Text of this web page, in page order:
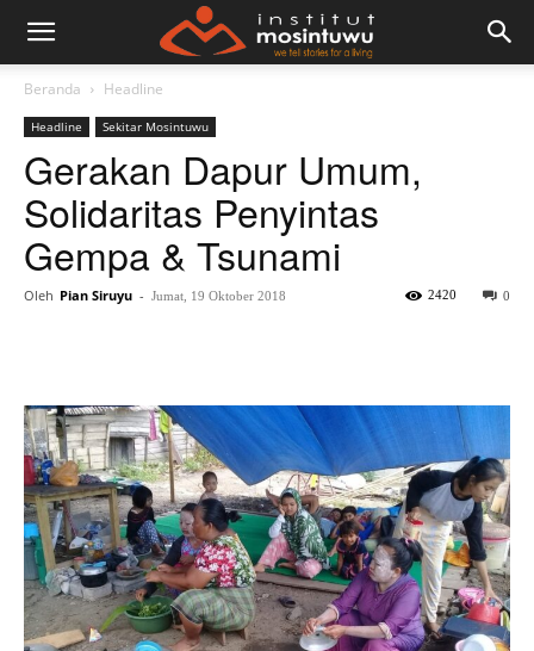
Beranda Headline
Headline Sekitar Mosintuwu
Gerakan Dapur Umum,
Solidaritas Penyintas
Gempa & Tsunami
Oleh Pian Siruyu - Jumat, 19 Oktober 2018 0
2420